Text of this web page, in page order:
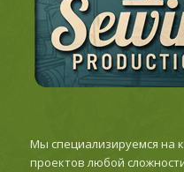
Мы специализируемся на
проектов любой